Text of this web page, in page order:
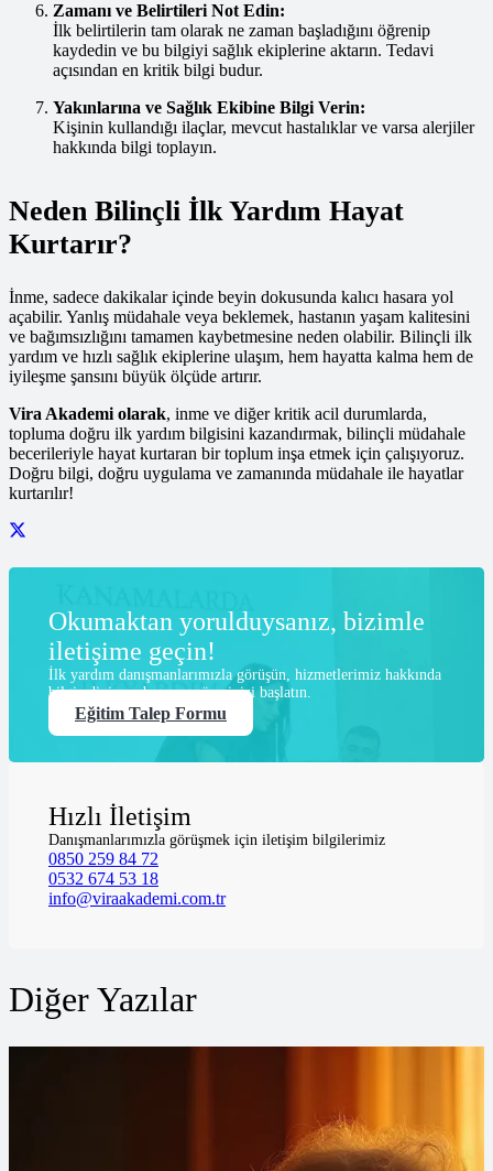
Zamanı ve Belirtileri Not Edin:
İlk belirtilerin tam olarak ne zaman başladığını öğrenip
kaydedin ve bu bilgiyi sağlık ekiplerine aktarın. Tedavi
açısından en kritik bilgi budur.
Yakınlarına ve Sağlık Ekibine Bilgi Verin:
Kişinin kullandığı ilaçlar, mevcut hastalıklar ve varsa alerjiler
hakkında bilgi toplayın.
Neden Bilinçli İlk Yardım Hayat
Kurtarır?
İnme, sadece dakikalar içinde beyin dokusunda kalıcı hasara yol
açabilir. Yanlış müdahale veya beklemek, hastanın yaşam kalitesini
ve bağımsızlığını tamamen kaybetmesine neden olabilir. Bilinçli ilk
yardım ve hızlı sağlık ekiplerine ulaşım, hem hayatta kalma hem de
iyileşme şansını büyük ölçüde artırır.
Vira Akademi olarak, inme ve diğer kritik acil durumlarda,
topluma doğru ilk yardım bilgisini kazandırmak, bilinçli müdahale
becerileriyle hayat kurtaran bir toplum inşa etmek için çalışıyoruz.
Doğru bilgi, doğru uygulama ve zamanında müdahale ile hayatlar
kurtarılır!
Okumaktan yorulduysanız, bizimle
iletişime geçin!
İlk yardım danışmanlarımızla görüşün, hizmetlerimiz hakkında
bilgi edinin ve başvuru sürecinizi başlatın.
Eğitim Talep Formu
Hızlı İletişim
Danışmanlarımızla görüşmek için iletişim bilgilerimiz
0850 259 84 72
0532 674 53 18
info@viraakademi.com.tr
Diğer Yazılar